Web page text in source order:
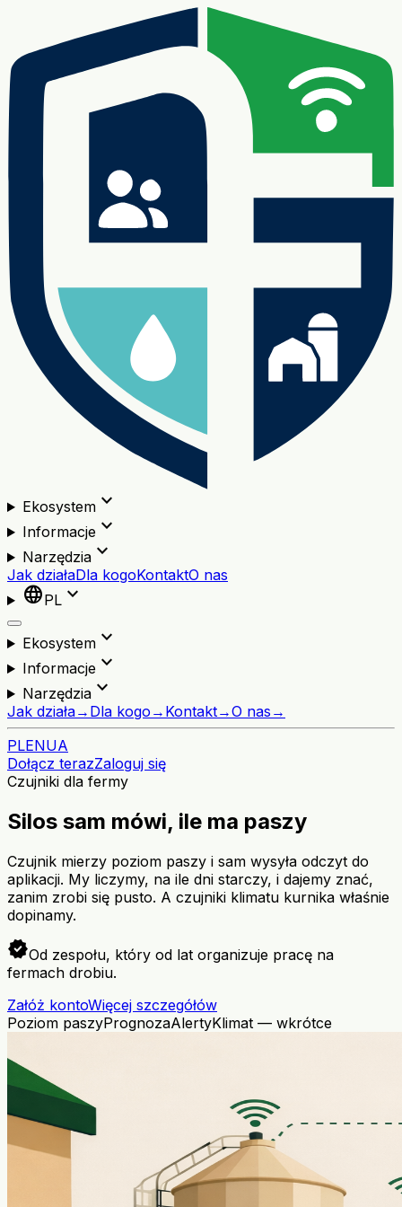
Ekosystemexpand_more
Informacjeexpand_more
Narzędziaexpand_more
Jak działaDla kogoKontaktO nas
languagePL expand_more
Ekosystemexpand_more
Informacjeexpand_more
Narzędziaexpand_more
Jak działa→ Dla kogo → Kontakt→O nas →
PLENUA
Dołącz terazZaloguj się
Czujniki dla fermy
Silos sam mówi, ile ma paszy
Czujnik mierzy poziom paszy i sam wysyła odczyt do
aplikacji. My liczymy, na ile dni starczy, i dajemy znać,
zanim zrobi się pusto. A czujniki klimatu kurnika właśnie
dopinamy.
verifiedOd zespołu, który od lat organizuje pracę na
fermach drobiu.
Załóż kontoWięcej szczegółów
Poziom paszyPrognozaAlertyKlimat — wkrótce